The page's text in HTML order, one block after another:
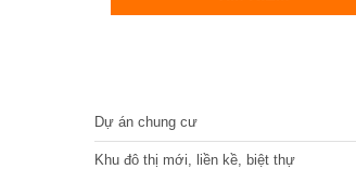
Dự án chung cư
Khu đô thị mới, liền kề, biệt thự